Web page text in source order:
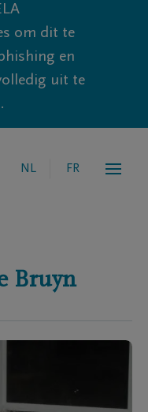
om dit te
en
uit te
NL FR
Bruyn